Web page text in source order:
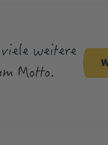
weitere
Motto.